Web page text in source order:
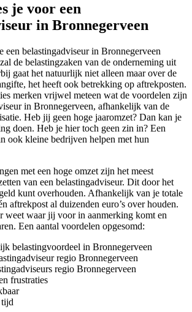
je voor een
in Bronnegerveen
een belastingadviseur in Bronnegerveen
de belastingzaken van de onderneming uit
gaat het natuurlijk niet alleen maar over de
het heeft ook betrekking op aftrekposten.
merken vrijwel meteen wat de voordelen zijn
in Bronnegerveen, afhankelijk van de
Heb jij geen hoge jaaromzet? Dan kan je
doen. Heb je hier toch geen zin in? Een
ook kleine bedrijven helpen met hun
met een hoge omzet zijn het meest
van een belastingadviseur. Dit door het
kunt overhouden. Afhankelijk van je totale
aftrekpost al duizenden euro’s over houden.
weet waar jij voor in aanmerking komt en
Een aantal voordelen opgesomd:
belastingvoordeel in Bronnegerveen
regio Bronnegerveen
regio Bronnegerveen
frustraties
tijd